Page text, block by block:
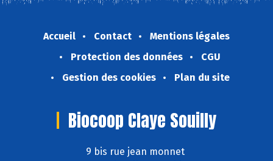
Accueil Contact
Mentions légales
Protection des données
CGU
Gestion des cookies
Plan du site
Biocoop Claye Souilly
9 bis rue jean monnet